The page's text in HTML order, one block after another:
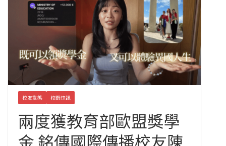
校友動態 校園快訊
兩度獲教育部歐盟獎學
金 銘傳國際傳播校友陳